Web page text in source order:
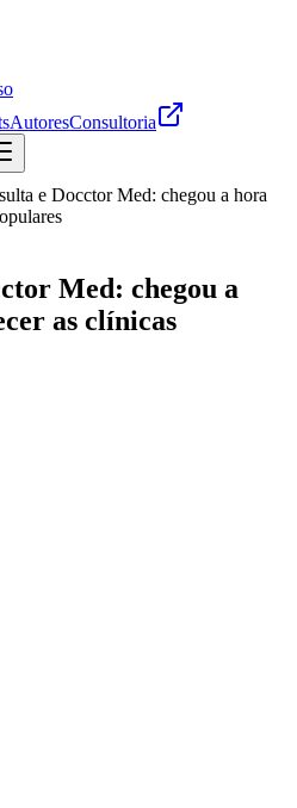
AutoresConsultoria
e Docctor Med: chegou a hora
Med: chegou a
as clínicas